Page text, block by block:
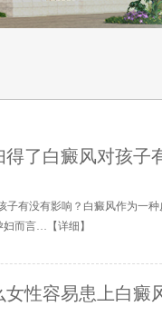
了白癜风对孩子
子有没有影响？白癜风作为一
妇而言…【详细 】
性容易患上白癜